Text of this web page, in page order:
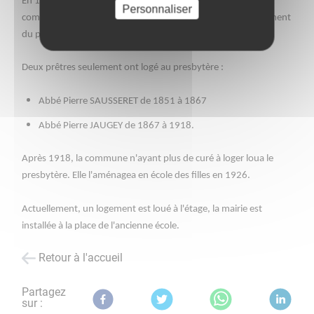
commune décide d'en construire un nouveau sur l'emplacement
du premier.
Deux prêtres seulement ont logé au presbytère :
Abbé Pierre SAUSSERET de 1851 à 1867
Abbé Pierre JAUGEY de 1867 à 1918.
Après 1918, la commune n'ayant plus de curé à loger loua le
presbytère. Elle l'aménagea en école des filles en 1926.
Actuellement, un logement est loué à l'étage, la mairie est
installée à la place de l'ancienne école.
Retour à l'accueil
Partagez
sur :
Personnaliser